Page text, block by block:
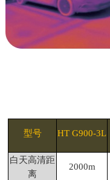
型号 HT G900-3L
白天高清距
离
2000m